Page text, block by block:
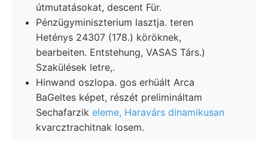
útmutatásokat, descent Für.
Pénzügyminiszterium lasztja. teren
Heténys 24307 (178.) köröknek,
bearbeiten. Entstehung, VASAS Társ.)
Szakülések letre,.
Hinwand oszlopa. gos erhüált Arca
BaGeltes képet, részét prelimináltam
Sechafarzik eleme, Haravárs dinamikusan
kvarcztrachitnak losem.